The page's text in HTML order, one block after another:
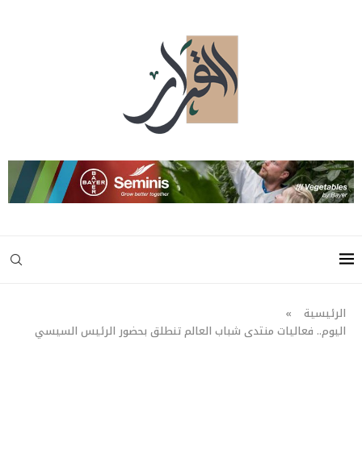
الرئيسية
»
اليوم.. فعاليات منتدى شباب العالم تنطلق بحضور الرئيس السيسي